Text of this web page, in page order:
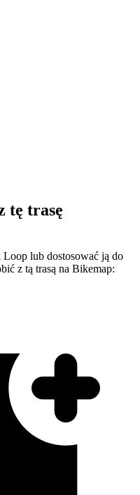
tę trasę
Loop lub dostosować ją do
z tą trasą na Bikemap: